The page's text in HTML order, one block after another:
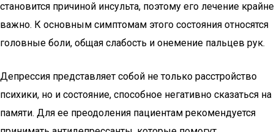
становится причиной инсульта, поэтому его лечение крайне
важно. К основным симптомам этого состояния относятся
головные боли, общая слабость и онемение пальцев рук.
Депрессия представляет собой не только расстройство
психики, но и состояние, способное негативно сказаться на
памяти. Для ее преодоления пациентам рекомендуется